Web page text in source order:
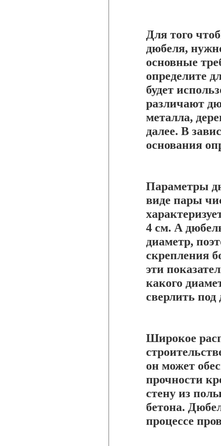
Для того
дюбеля,
основные
определите
будет
различают
металла,
далее. В
основания
Параметры
виде пары
4 см. А
диаметр,
скрепления
эти
какого
сверлить под
Широкое
он может
прочности
стену из
бетона.
процессе